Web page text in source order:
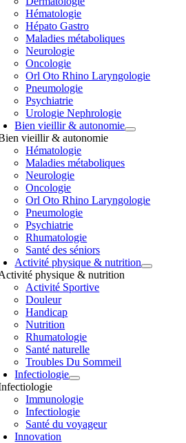
Hématologie
Hépato Gastro
Maladies métaboliques
Neurologie
Oncologie
Orl Oto Rhino Laryngologie
Pneumologie
Psychiatrie
Urologie Nephrologie
Bien vieillir & autonomie
vieillir & autonomie
Hématologie
Maladies métaboliques
Neurologie
Oncologie
Orl Oto Rhino Laryngologie
Pneumologie
Psychiatrie
Rhumatologie
Santé des séniors
Activité physique & nutrition
physique & nutrition
Activité Sportive
Douleur
Handicap
Nutrition
Rhumatologie
Santé naturelle
Troubles Du Sommeil
Infectiologie
Immunologie
Infectiologie
Santé du voyageur
Innovation